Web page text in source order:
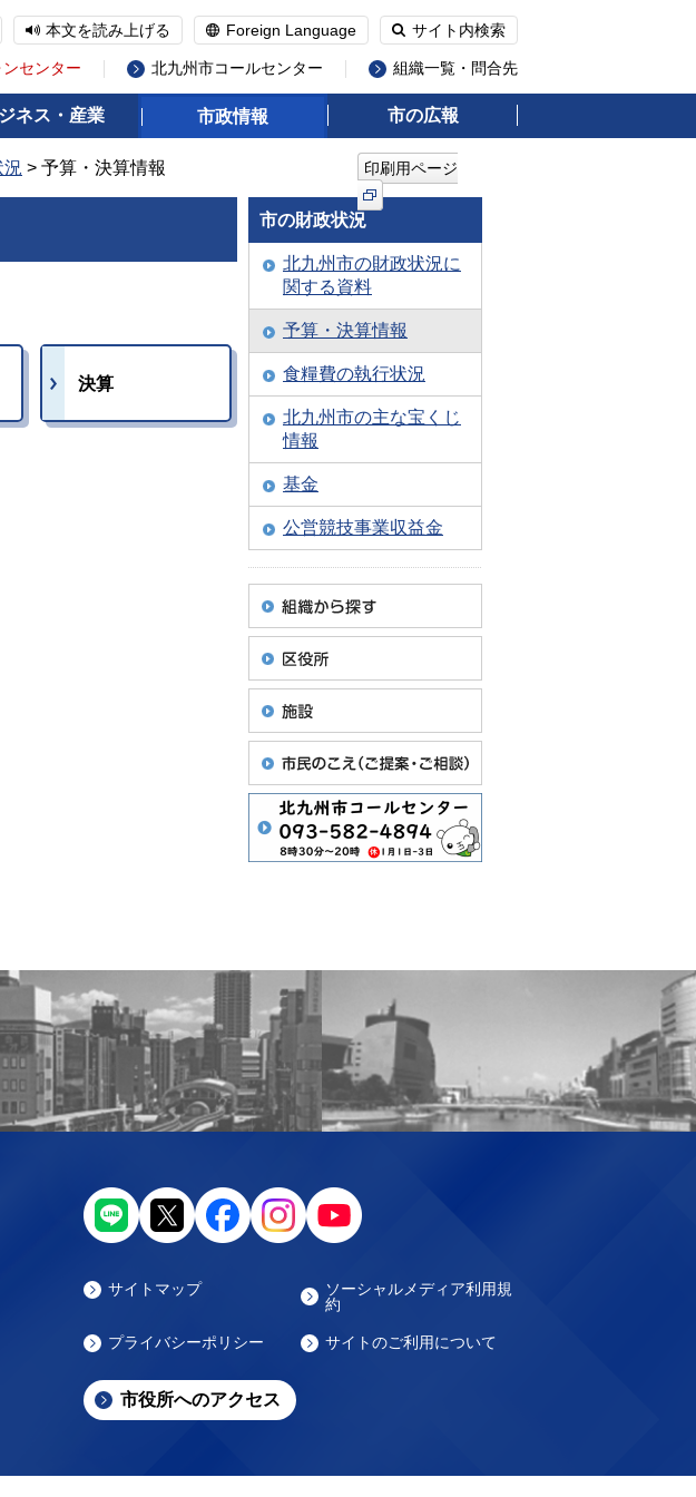
本文を読み上げる Foreign Language サイト内検索
センター 北九州市コールセンター 組織一覧・問合先
ネス・産業 市政情報 市の広報
況 > 予算・決算情報 印刷用ページ
決算
市の財政状況
北九州市の財政状況に
関する資料
予算・決算情報
食糧費の執行状況
北九州市の主な宝くじ
情報
基金
公営競技事業収益金
サイトマップ
ソーシャルメディア利用規
約
プライバシーポリシー サイトのご利用について
市役所へのアクセス